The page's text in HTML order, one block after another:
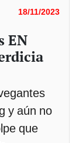
18/11/2023
EN
y aún no
que